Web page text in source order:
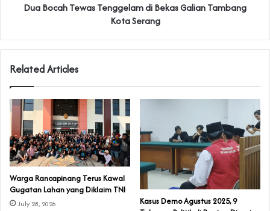
Dua Bocah Tewas Tenggelam di Bekas Galian Tambang
Kota Serang
Related Articles
‎Warga Rancapinang Terus Kawal
Gugatan Lahan yang Diklaim TNI‎‎
July 28, 2026
‎Kasus Demo Agustus 2025, 9